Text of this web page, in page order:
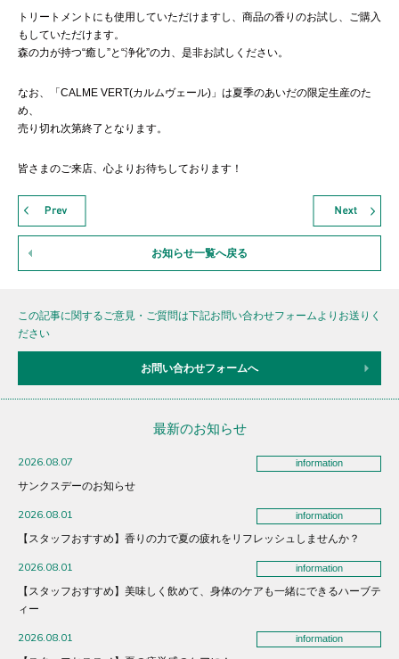
トリートメントにも使用していただけますし、商品の香りのお試し、ご購入
もしていただけます。
森の力が持つ“癒し”と“浄化”の力、是非お試しください。
なお、「CALME VERT(カルムヴェール)」は夏季のあいだの限定生産のた
め、
売り切れ次第終了となります。
皆さまのご来店、心よりお待ちしております！
お知らせ一覧へ戻る
この記事に関するご意見・ご質問は下記お問い合わせフォームよりお送りく
ださい
お問い合わせフォームへ
最新のお知らせ
2026.08.07 information
サンクスデーのお知らせ
2026.08.01 information
【スタッフおすすめ】香りの力で夏の疲れをリフレッシュしませんか？
2026.08.01 information
【スタッフおすすめ】美味しく飲めて、身体のケアも一緒にできるハーブテ
ィー
2026.08.01 information